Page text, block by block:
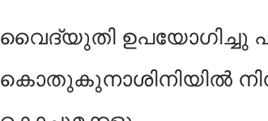
വൈദ്യുതി ഉപയോഗിച്ചു
കൊതുകുനാശിനിയിൽ